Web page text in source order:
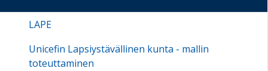
LAPE
Unicefin Lapsiystävällinen kunta - mallin
toteuttaminen